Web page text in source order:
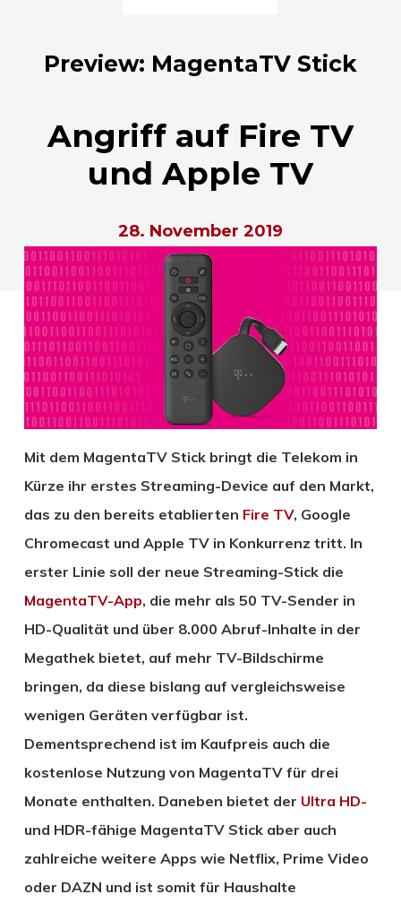
Preview: MagentaTV Stick
Angriff auf Fire TV
und Apple TV
28. November 2019
Mit dem MagentaTV Stick bringt die Telekom in
Kürze ihr erstes Streaming-Device auf den Markt,
das zu den bereits etablierten Fire TV, Google
Chromecast und Apple TV in Konkurrenz tritt. In
erster Linie soll der neue Streaming-Stick die
MagentaTV-App, die mehr als 50 TV-Sender in
HD-Qualität und über 8.000 Abruf-Inhalte in der
Megathek bietet, auf mehr TV-Bildschirme
bringen, da diese bislang auf vergleichsweise
wenigen Geräten verfügbar ist.
Dementsprechend ist im Kaufpreis auch die
kostenlose Nutzung von MagentaTV für drei
Monate enthalten. Daneben bietet der Ultra HD-
und HDR-fähige MagentaTV Stick aber auch
zahlreiche weitere Apps wie Netflix, Prime Video
oder DAZN und ist somit für Haushalte